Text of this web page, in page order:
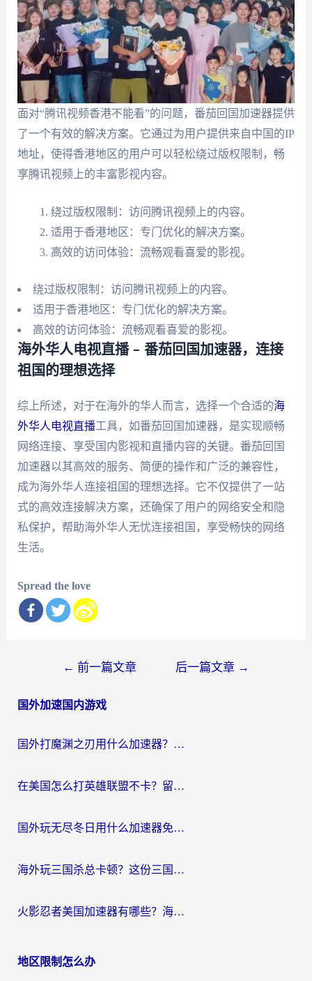
面对“腾讯视频香港不能看”的问题，番茄回国加速器提供
了一个有效的解决方案。它通过为用户提供来自中国的IP
地址，使得香港地区的用户可以轻松绕过版权限制，畅
享腾讯视频上的丰富影视内容。
绕过版权限制：访问腾讯视频上的内容。
适用于香港地区：专门优化的解决方案。
高效的访问体验：流畅观看喜爱的影视。
绕过版权限制：访问腾讯视频上的内容。
适用于香港地区：专门优化的解决方案。
高效的访问体验：流畅观看喜爱的影视。
海外华人电视直播 – 番茄回国加速器，连接
祖国的理想选择
综上所述，对于在海外的华人而言，选择一个合适的海
外华人电视直播工具，如番茄回国加速器，是实现顺畅
网络连接、享受国内影视和直播内容的关键。番茄回国
加速器以其高效的服务、简便的操作和广泛的兼容性，
成为海外华人连接祖国的理想选择。它不仅提供了一站
式的高效连接解决方案，还确保了用户的网络安全和隐
私保护，帮助海外华人无忧连接祖国，享受畅快的网络
生活。
Spread the love
导
← 前一篇文章 后一篇文章 →
国外加速国内游戏
国外打魔渊之刃用什么加速器？2026海外玩家国服游戏加速全攻略（附闪耀暖暖&复苏的魔女避坑指南）
在美国怎么打英雄联盟不卡？留学生亲测的国服游戏加速全攻略
国外玩无尽冬日用什么加速器免费？海外党国服游戏加速避坑指南
海外玩三国杀总卡顿？这份三国杀游戏加速器指南帮你告别延迟烦恼
火影忍者美国加速器有哪些？海外党亲测的国服游戏加速全攻略（含菲律宾玩三国之刃守望黎明技巧）
地区限制怎么办